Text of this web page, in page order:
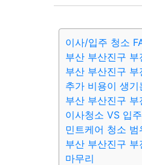
이사/입주 청소
부산 부산진구
부산 부산진구
추가 비용이 생기
부산 부산진구
이사청소 VS 입
민트케어 청소 범
부산 부산진구
마무리